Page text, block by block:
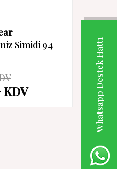
Whatsapp Destek Hattı
Simidi 94
KDV